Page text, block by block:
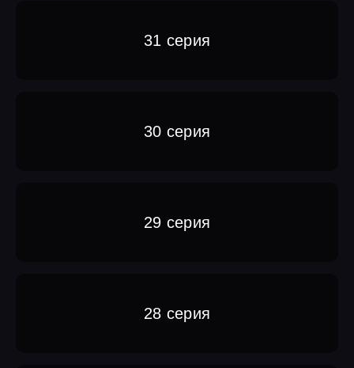
31 серия
30 серия
29 серия
28 серия